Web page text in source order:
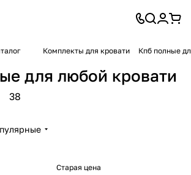
Комплекты для кровати Кпб полные
для любой кровати
38
Старая цена